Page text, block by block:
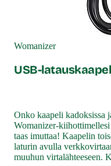
Lahjaksikin sopiva
(kielenä englanti) sekä
Tuotetiedot:
Laitteen imuosan
Suuttimen aukon
Sauvan
Sauvan halkaisija:
Paino: 186 g
Womanizer
USB-
Onko kaapeli kadoksissa
Womanizer-
taas imuttaa! Kaapelin
laturin avulla
muuhun virtalähteeseen.